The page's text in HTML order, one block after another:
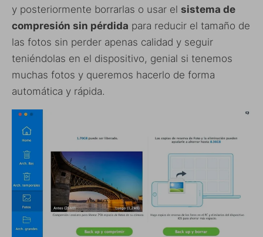
y posteriormente borrarlas o usar el sistema de
compresión sin pérdida para reducir el tamaño de
las fotos sin perder apenas calidad y seguir
teniéndolas en el dispositivo, genial si tenemos
muchas fotos y queremos hacerlo de forma
automática y rápida.